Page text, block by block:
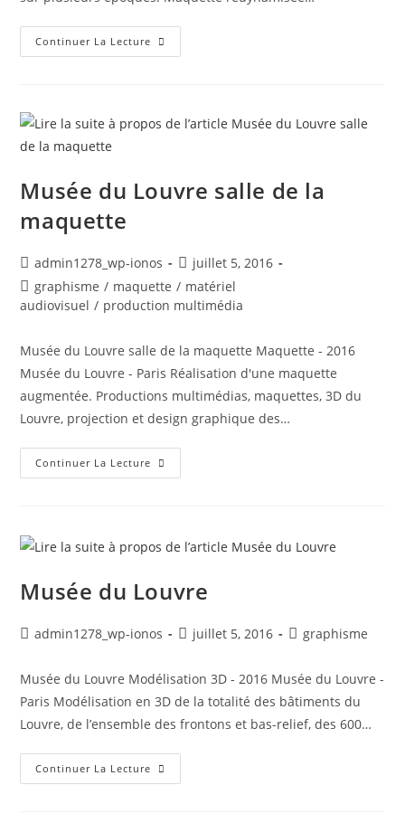
Continuer La Lecture Site
Archéologique
Musée du Louvre salle de la
maquette
Auteur/autrice
de
la
admin1278_wp-ionos
Post
published:
juillet 5, 2016
Post
category:
graphisme / maquette / matériel
audiovisuel / production multimédia
Musée du Louvre salle de la maquette Maquette - 2016
Musée du Louvre - Paris Réalisation d'une maquette
augmentée. Productions multimédias, maquettes, 3D du
Louvre, projection et design graphique des…
Continuer La Lecture Musée
Du
Maquette
Musée du Louvre
Auteur/autrice
la
publication :
admin1278_wp-ionos
Postjuillet 5, 2016
Postgraphisme
Musée du Louvre Modélisation 3D - 2016 Musée du Louvre -
Paris Modélisation en 3D de la totalité des bâtiments du
Louvre, de l’ensemble des frontons et bas-relief, des 600…
Continuer La Lecture Musée
Du